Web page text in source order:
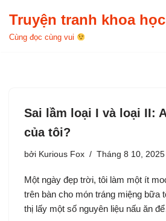
Chuyển
Truyện tranh khoa học
Cùng đọc cùng vui
Sai lầm loại I và loại II:
của tôi?
bởi Kurious Fox Tháng 8 10, 2025
Một ngày đẹp trời, tôi làm một ít
trên bàn cho món tráng miệng bữa
thị lấy một số nguyên liệu nấu ăn